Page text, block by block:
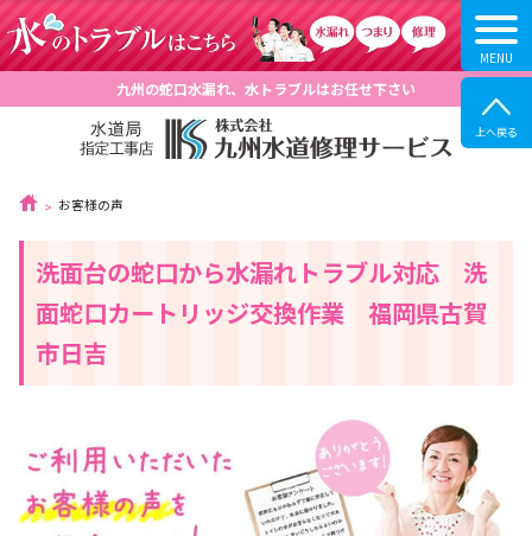
九州の蛇口水漏れ、水トラブルはお任せ下さい
お客様の声
洗面台の蛇口から水漏れトラブル対応 洗
面蛇口カートリッジ交換作業 福岡県古賀
市日吉